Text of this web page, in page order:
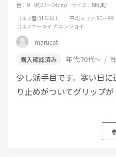
色：M（約23～24cm）
サイズ：BK(黒)
ゴルフ歴:31年以上 平均スコア:90～99
ゴルファータイプ:エンジョイ
marucat
年代:70代～
少し派手目です。寒い日
り止めがついてグリップが